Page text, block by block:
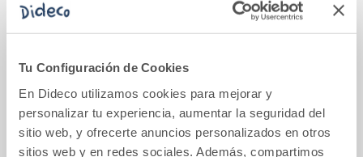
Tu Configuración de Cookies
En Dideco utilizamos cookies para mejorar y
personalizar tu experiencia, aumentar la seguridad del
sitio web, y ofrecerte anuncios personalizados en otros
sitios web y en redes sociales. Además, compartimos
Menkaura
13,30€
Comprar
que duermen con
un ojo abierto
Comprar